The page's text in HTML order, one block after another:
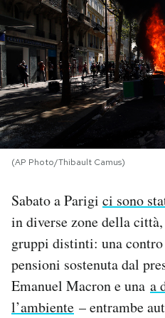
Sport
PODCAST
NEWSLETTER
I MIEI PREFERITI
CALENDARIO
AREA PERSONALE
(AP Photo/Thibault Camus)
Sabato a Parigi ci sono
in diverse zone della città,
gruppi distinti: una
pensioni sostenuta dal
Emanuel Macron e una a
l’ambiente – entrambe